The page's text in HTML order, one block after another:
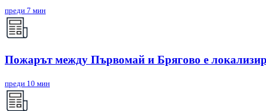
преди 7 мин
Пожарът между Първомай и Брягово е
преди 10 мин